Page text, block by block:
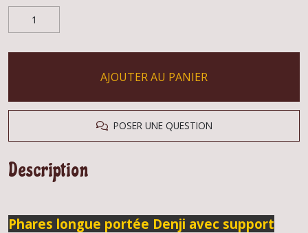
AJOUTER AU PANIER
POSER UNE QUESTION
Description
Phares longue portée Denji avec support